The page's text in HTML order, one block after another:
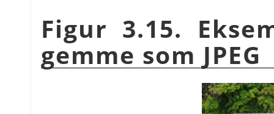
Figur 3.15.
gemme som JPEG